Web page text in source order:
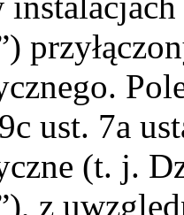
ust. 7a
(t. j.
z